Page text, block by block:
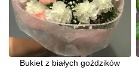
Bukiet z białych goździków